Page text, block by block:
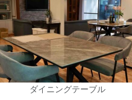
ダイニングテーブル